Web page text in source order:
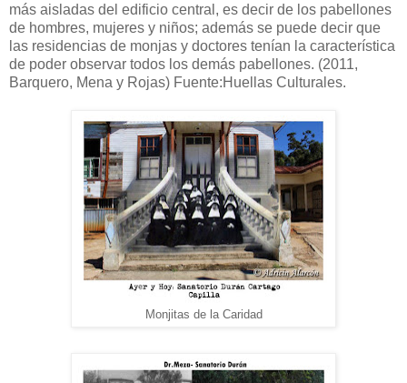
más aisladas del edificio central, es decir de los pabellones
de hombres, mujeres y niños; además se puede decir que
las residencias de monjas y doctores tenían la característica
de poder observar todos los demás pabellones. (2011,
Barquero, Mena y Rojas) Fuente:Huellas Culturales.
Monjitas de la Caridad